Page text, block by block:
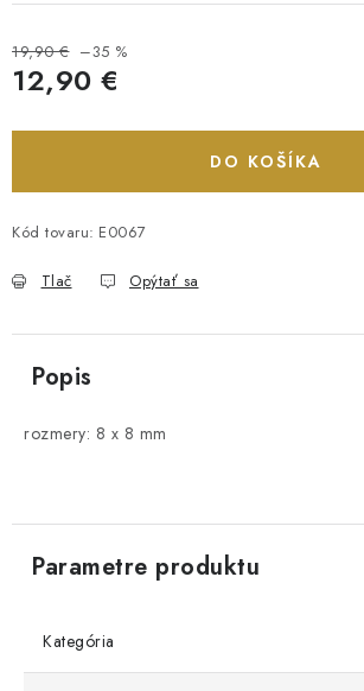
19,90 € –35 %
12,90 €
DO KOŠÍKA
Kód tovaru: E0067
Tlač Opýtať sa
Popis
rozmery: 8 x 8 mm
Parametre produktu
Kategória